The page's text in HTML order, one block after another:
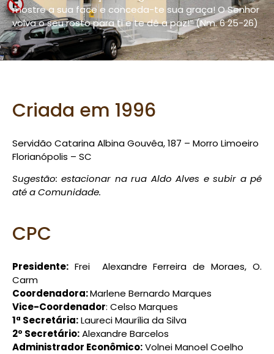
mostre a sua face e conceda-te sua graça! O Senhor
volva o seu rosto para ti e te dê a paz!” (Nm. 6 25-26)
Criada em 1996
Servidão Catarina Albina Gouvêa, 187 – Morro Limoeiro
Florianópolis – SC
Sugestão: estacionar na rua Aldo Alves e subir a pé
até a Comunidade.
CPC
Presidente: Frei Alexandre Ferreira de Moraes, O.
Carm
Coordenadora:Marlene Bernardo Marques
Vice-Coordenador: Celso Marques
1ª Secretária:Laureci Maurília da Silva
2º Secretário:Alexandre Barcelos
Administrador Econômico:Volnei Manoel Coelho